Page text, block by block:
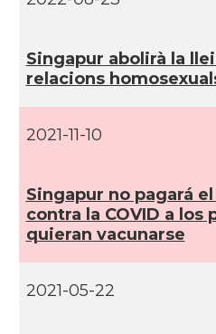
Singapur abolirà la
relacions
2021-11-10
Singapur no pagará
contra la COVID a los
quieran vacunarse
2021-05-22